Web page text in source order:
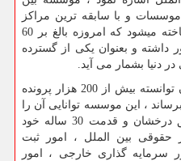
موسسات و با سابقه ترین مراکز
امور ثبتی و حقوقی در کشور شناخته میشود که امروزه بالغ بر 60
فعال در بیش از 60 کشور داشته و بعنوان یکی از گسترده
دنیا بشمار می آید.
موسسه ثبتا از بدو تاسیس تا کنون توانسته بیش از 200 هزار پرونده
، این موسسه توانایی آن را
داشته که بواسطه پشتوانه سوابق درخشان و قدمت 30 ساله خود
حقوقی بین الملل ، امور ثبت
سرمایه گذاری خارجی ، امور